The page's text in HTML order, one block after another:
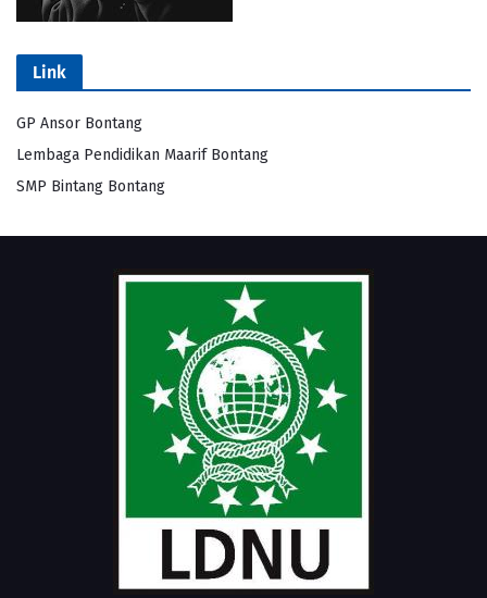
Link
GP Ansor Bontang
Lembaga Pendidikan Maarif Bontang
SMP Bintang Bontang